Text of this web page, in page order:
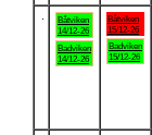
Båtviken
14/12-26
Badviken
14/12-26
Båtviken
15/12-26
Badviken
15/12-26